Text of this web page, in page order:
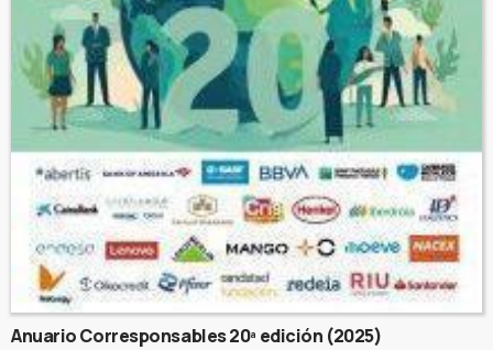
Anuario Corresponsables 20ª edición (2025)